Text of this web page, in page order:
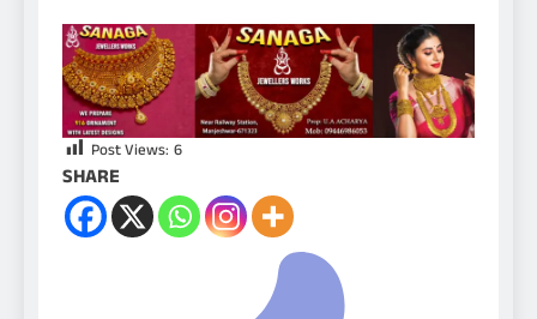
Post Views: 6
SHARE